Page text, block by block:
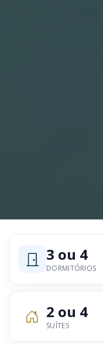
3 ou 4
DORMITÓRIOS
2 ou 4
SUÍTES